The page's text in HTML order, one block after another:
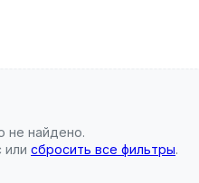
не найдено.
или сбросить все фильтры.